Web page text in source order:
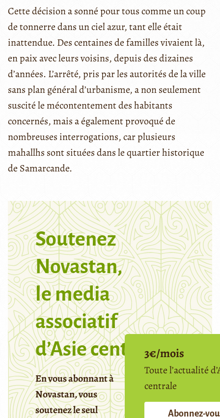
Cette décision a sonné pour tous comme un coup
de tonnerre dans un ciel azur, tant elle était
inattendue. Des centaines de familles vivaient là,
en paix avec leurs voisins, depuis des dizaines
d’années. L’arrêté, pris par les autorités de la ville
sans plan général d’urbanisme, a non seulement
suscité le mécontentement des habitants
concernés, mais a également provoqué de
nombreuses interrogations, car plusieurs
mahallhs sont situées dans le quartier historique
de Samarcande.
Soutenez
Novastan,
le media
associatif
d’Asie centrale
En vous abonnant à
Novastan, vous
soutenez le seul
3€/mois
Toute l’actualité
centrale
Abonnez-